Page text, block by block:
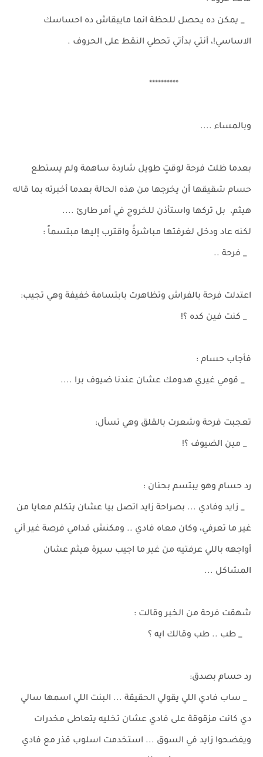
_ يمكن ده يحصل للحظة انما مايبقاش ده احساسك
الاساسي!، أنتي بدأتي تحطي النقط على الحروف .
**********
وبالمساء ....
بعدما ظلت فرحة لوقتٍ طويل شاردة ساهمة ولم يستطع
حسام شقيقها أن يخرجها من هذه الحالة بعدما أخبرته بما قاله
هيثم، بل تركها واستأذن للخروج في أمر طارئ ....
لكنه عاد ودخل لغرفتها مباشرةً واقترب إليها مبتسماً :
_ فرحة ..
اعتدلت فرحة بالفراش وتظاهرت بابتسامة خفيفة وهي تجيب:
_ كنت فين كده ؟!
فأجاب حسام :
_ قومي غيري هدومك عشان عندنا ضيوف برا ....
تعجبت فرحة وشعرت بالقلق وهي تسأل:
_ مين الضيوف ؟!
رد حسام وهو يبتسم بحنان :
_ زايد وفادي ... بصراحة زايد اتصل بيا عشان يتكلم معايا من
غير ما تعرفي، وكان معاه فادي .. ومكنش قدامي فرصة غير أني
أواجهه باللي عرفتيه من غير ما اجيب سيرة هيثم عشان
المشاكل ...
شهقت فرحة من الخبر وقالت :
_ طب .. طب وقالك ايه ؟
رد حسام بصدق:
_ ساب فادي اللي يقولي الحقيقة ... البنت اللي اسمها سالي
دي كانت مزقوقة على فادي عشان تخليه يتعاطى مخدرات
ويفضحوا زايد في السوق ... استخدمت اسلوب قذر مع فادي